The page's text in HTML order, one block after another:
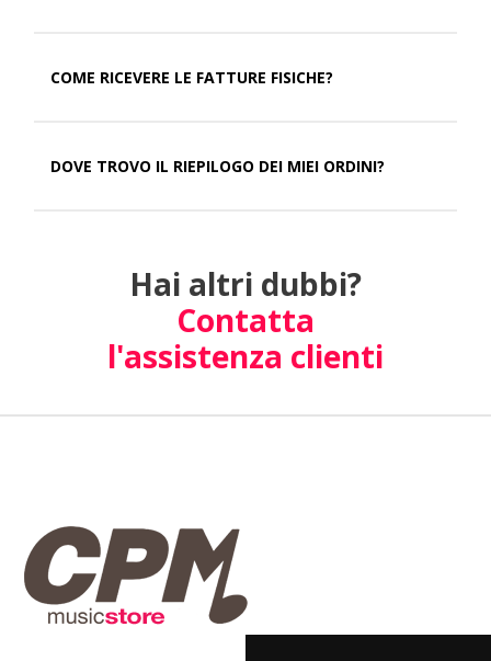
COME RICEVERE LE FATTURE FISICHE?
DOVE TROVO IL RIEPILOGO DEI MIEI ORDINI?
Hai altri dubbi?
Contatta
l'assistenza clienti